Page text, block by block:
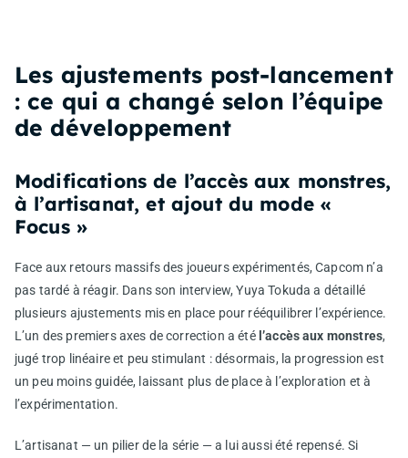
Les ajustements post‑lancement
: ce qui a changé selon l’équipe
de développement
Modifications de l’accès aux monstres,
à l’artisanat, et ajout du mode «
Focus »
Face aux retours massifs des joueurs expérimentés, Capcom n’a
pas tardé à réagir. Dans son interview, Yuya Tokuda a détaillé
plusieurs ajustements mis en place pour rééquilibrer l’expérience.
L’un des premiers axes de correction a été l’accès aux monstres,
jugé trop linéaire et peu stimulant : désormais, la progression est
un peu moins guidée, laissant plus de place à l’exploration et à
l’expérimentation.
L’artisanat — un pilier de la série — a lui aussi été repensé. Si